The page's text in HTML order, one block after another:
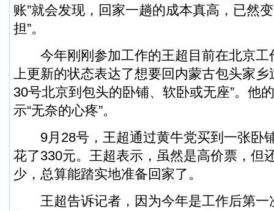
账”就会发现，回家一趟的成本真高，已然
担”。
今年刚刚参加工作的王超目前在北京工
上更新的状态表达了想要回内蒙古包头家乡
30号北京到包头的卧铺、软卧或无座”。他
示“无奈的心疼”。
9月28号，王超通过黄牛党买到一张卧
花了330元。王超表示，虽然是高价票，但
少，总算能踏实地准备回家了。
王超告诉记者，因为今年是工作后第一